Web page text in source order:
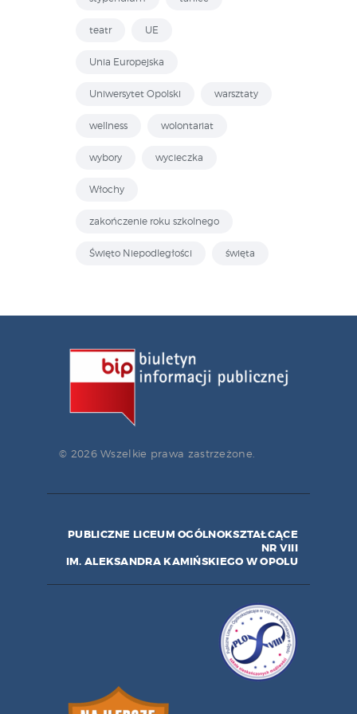
teatr UE
Unia Europejska
Uniwersytet Opolski warsztaty
wellness wolontariat
wybory wycieczka
Włochy
zakończenie roku szkolnego
Święto Niepodległości święta
© 2026 Wszelkie prawa zastrzeżone.
PUBLICZNE LICEUM OGÓLNOKSZTAŁCĄCE
NR VIII
IM. ALEKSANDRA KAMIŃSKIEGO W OPOLU